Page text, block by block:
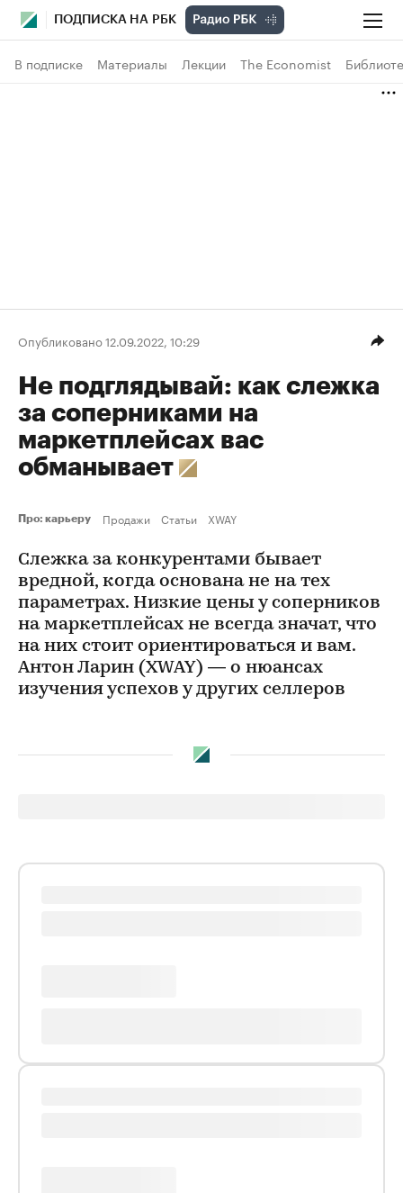
ПОДПИСКА НА РБК
В подписке Материалы Лекции The Economist
Опубликовано 12.09.2022, 10:29
Не подглядывай: как слежка
за соперниками на
маркетплейсах вас
обманывает
Про: карьеру Продажи Статьи XWAY
Слежка за конкурентами бывает
вредной, когда основана не на тех
параметрах. Низкие цены у соперников
на маркетплейсах не всегда значат, что
на них стоит ориентироваться и вам.
Антон Ларин (XWAY) — о нюансах
изучения успехов у других селлеров